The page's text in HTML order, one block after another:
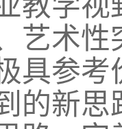
艺术性
具参考
的新